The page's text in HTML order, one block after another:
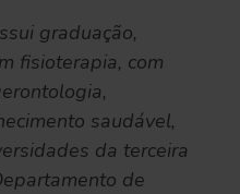
graduação,
fisioterapia, com
saudável,
da terceira
de